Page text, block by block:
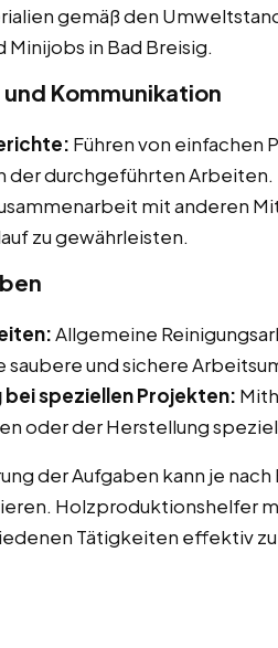
gemäß den
Minijobs in Bad Breisig.
Kommunikation
Führen von einfachen
der durchgeführten Arbeiten.
mit anderen
zu gewährleisten.
Allgemeine
saubere und sichere
speziellen Projekten:
oder der Herstellung
der Aufgaben kann je
Holzproduktionshelfer
Tätigkeiten effektiv